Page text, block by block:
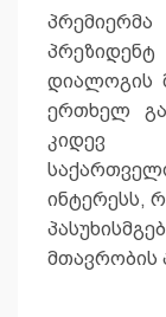
დიალოგის
ერთხელ
კიდევ
ინტერესს,
მთავრობის